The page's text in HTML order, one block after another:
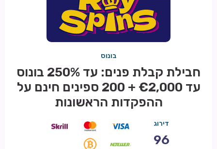
בונוס
חבילת קבלת פנים: עד 250% בונוס
עד €2,000 + 200 ספינים חינם על
ההפקדות הראשונות
דירוג
96